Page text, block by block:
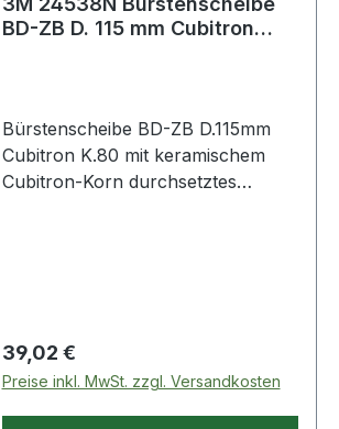
BD-ZB D. 115 mm Cubitron
Bürstenscheibe BD-ZB D.115mm
Cubitron K.80 mit keramischem
Cubitron-Korn durchsetztes
Weitere technische Eigenschaften: ·
Farbe: gelb · Körnung: 80 · max.
Drehzahl: 12000min-¹
Regulärer Preis:
39,02 €
Preise inkl. MwSt. zzgl. Versandkosten